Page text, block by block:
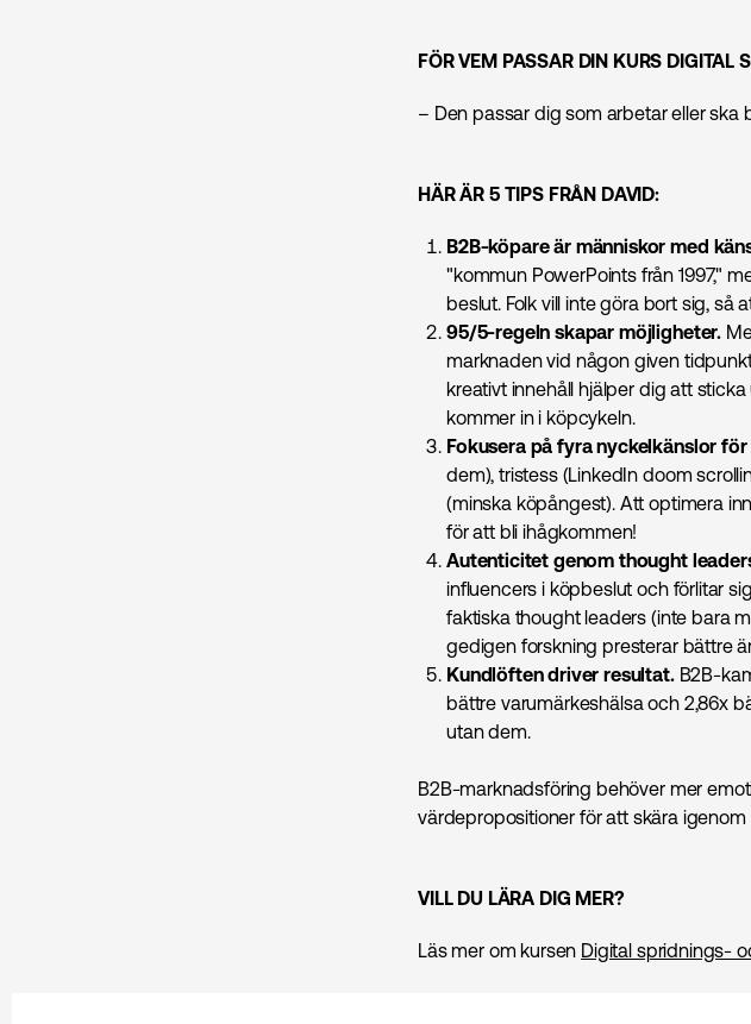
FÖR VEM PASSAR DIN KURS DIGITAL
– Den passar dig som arbetar eller ska
HÄR ÄR 5 TIPS FRÅN DAVID:
B2B-köpare är människor med
"kommun PowerPoints från 1997,"
beslut. Folk vill inte göra bort sig, så
95/5-regeln skapar möjligheter.
marknaden vid någon given
kreativt innehåll hjälper dig att
kommer in i köpcykeln.
Fokusera på fyra nyckelkänslor för
dem), tristess (LinkedIn doom
(minska köpångest). Att optimera
för att bli ihågkommen!
Autenticitet genom thought
influencers i köpbeslut och förlitar
faktiska thought leaders (inte bara
gedigen forskning presterar bättre
Kundlöften driver resultat.B2B-
bättre varumärkeshälsa och 2,86x
utan dem.
B2B-marknadsföring behöver mer
värdepropositioner för att skära
VILL DU LÄRA DIG MER?
Läs mer om kursen Digital spridnings-